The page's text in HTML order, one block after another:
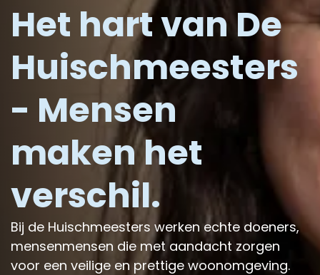
Het hart van De
Huischmeesters
- Mensen
maken het
verschil.
Bij de Huischmeesters werken echte doeners,
mensenmensen die met aandacht zorgen
voor een veilige en prettige woonomgeving.